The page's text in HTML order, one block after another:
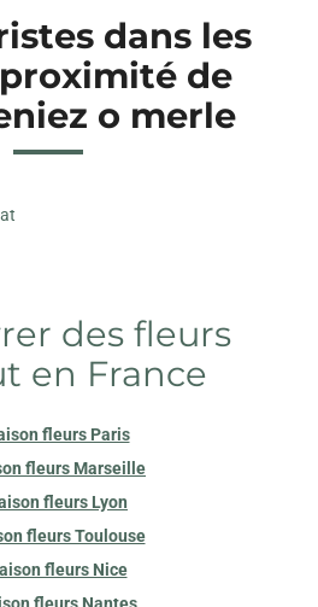
dans les
de
o merle
des fleurs
en France
fleurs Paris
fleurs Marseille
fleurs Lyon
fleurs Toulouse
fleurs Nice
fleurs Nantes